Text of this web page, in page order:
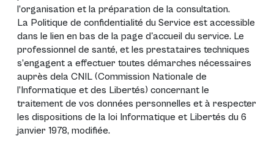
l’organisation et la préparation de la consultation.
La Politique de confidentialité du Service est accessible
dans le lien en bas de la page d'accueil du service. Le
professionnel de santé, et les prestataires techniques
s’engagent a effectuer toutes démarches nécessaires
auprès dela CNIL (Commission Nationale de
l’Informatique et des Libertés) concernant le
traitement de vos données personnelles et à respecter
les dispositions de la loi Informatique et Libertés du 6
janvier 1978, modifiée.